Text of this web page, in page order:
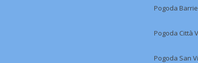
Pogoda
Pogoda Città
Pogoda San